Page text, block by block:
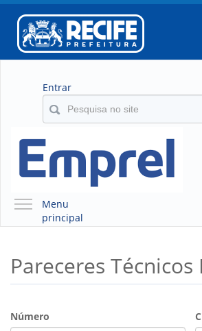
Entrar
Menu
principal
QUEM SOMOS
O QUE É A EMPREL
ORGANOGRAMA
Pareceres
Número